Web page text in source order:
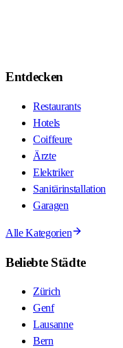
Entdecken
Restaurants
Hotels
Coiffeure
Ärzte
Elektriker
Sanitärinstallation
Garagen
Alle Kategorien
Beliebte Städte
Zürich
Genf
Lausanne
Bern